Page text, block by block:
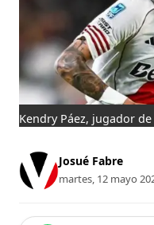
Kendry Páez, jugador de
Josué Fabre
martes, 12 mayo